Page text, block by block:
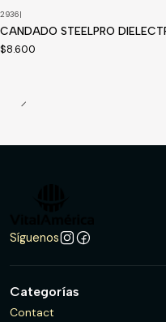
2936|
CANDADO STEELPRO
$8.600
Síguenos
Categorías
Contact